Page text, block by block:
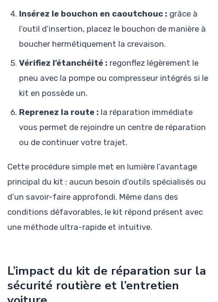
Insérez le bouchon en caoutchouc : grâce à
l’outil d’insertion, placez le bouchon de manière à
boucher hermétiquement la crevaison.
Vérifiez l’étanchéité : regonflez légèrement le
pneu avec la pompe ou compresseur intégrés si le
kit en possède un.
Reprenez la route : la réparation immédiate
vous permet de rejoindre un centre de réparation
ou de continuer votre trajet.
Cette procédure simple met en lumière l’avantage
principal du kit : aucun besoin d’outils spécialisés ou
d’un savoir-faire approfondi. Même dans des
conditions défavorables, le kit répond présent avec
une méthode ultra-rapide et intuitive.
L’impact du kit de réparation sur la
sécurité routière et l’entretien